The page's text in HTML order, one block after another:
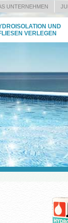
UNTERNEHMEN
UND
VERLEGEN